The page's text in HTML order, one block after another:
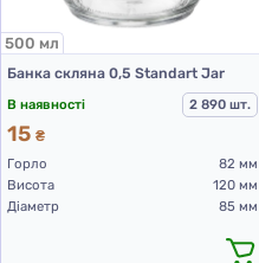
500 мл
Банка скляна 0,5 Standart Jar
В наявності
2 890 шт.
15 ₴
Горло
82 мм
Висота
120 мм
Діаметр
85 мм